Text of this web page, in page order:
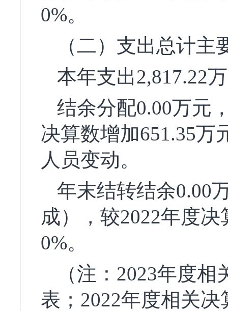
0%。
（二）支出总计主
本年支出2,817.22
结余分配0.00万元
决算数增加651.35万
人员变动。
年末结转结余0.00
成），较2022年度
0%。
（注：2023年度
表；2022年度相关